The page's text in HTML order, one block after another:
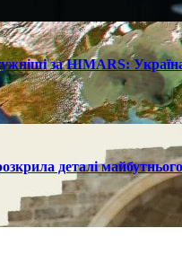
за HIMARS:
деталі майбутнього